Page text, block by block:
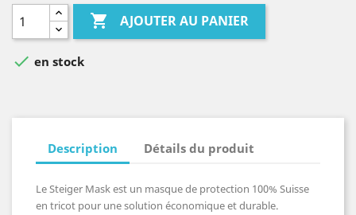
 AJOUTER AU PANIER
 en stock
Description Détails du produit
Le Steiger Mask est un masque de protection 100% Suisse
en tricot pour une solution économique et durable.